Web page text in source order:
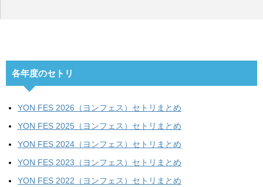
各年度のセトリ
YON FES 2026（ヨンフェス）セトリまとめ
YON FES 2025（ヨンフェス）セトリまとめ
YON FES 2024（ヨンフェス）セトリまとめ
YON FES 2023（ヨンフェス）セトリまとめ
YON FES 2022（ヨンフェス）セトリまとめ